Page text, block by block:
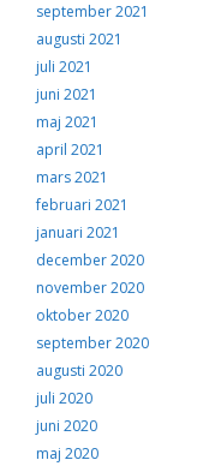
september 2021
augusti 2021
juli 2021
juni 2021
maj 2021
april 2021
mars 2021
februari 2021
januari 2021
december 2020
november 2020
oktober 2020
september 2020
augusti 2020
juli 2020
juni 2020
maj 2020